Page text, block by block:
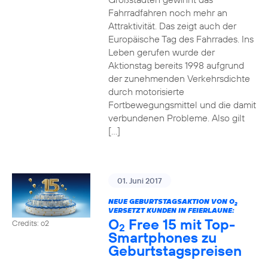
Fahrradfahren noch mehr an
Attraktivität. Das zeigt auch der
Europäische Tag des Fahrrades. Ins
Leben gerufen wurde der
Aktionstag bereits 1998 aufgrund
der zunehmenden Verkehrsdichte
durch motorisierte
Fortbewegungsmittel und die damit
verbundenen Probleme. Also gilt
[…]
Credits: o2
01. Juni 2017
NEUE GEBURTSTAGSAKTION VON O2
VERSETZT KUNDEN IN FEIERLAUNE:
O2 Free 15 mit Top-
Smartphones zu
Geburtstagspreisen